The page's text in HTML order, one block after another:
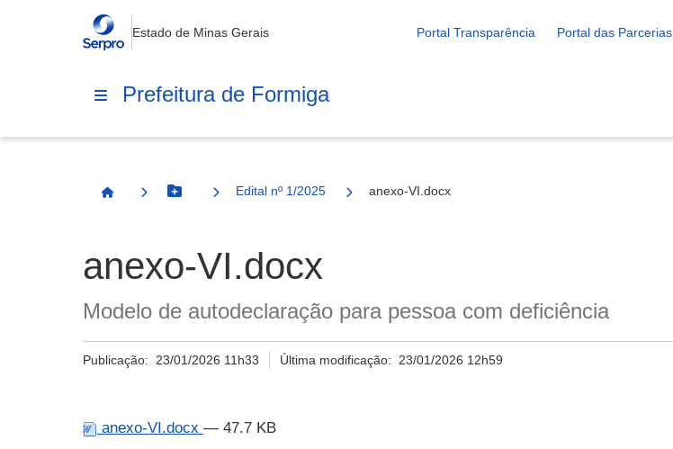
Estado de Minas Gerais Portal Transparência Portal das Parcerias
Prefeitura de Formiga
Página InicialBotão Menu
Edital nº 1/2025 anexo-VI.docx
anexo-VI.docx
Modelo de autodeclaração para pessoa com deficiência
Publicação: 23/01/2026 11h33 Última modificação: 23/01/2026 12h59
anexo-VI.docx — 47.7 KB